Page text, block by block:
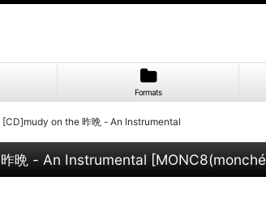
Formats
[CD]mudy on the 昨晩 - An Instrumental
晩 - An Instrumental [